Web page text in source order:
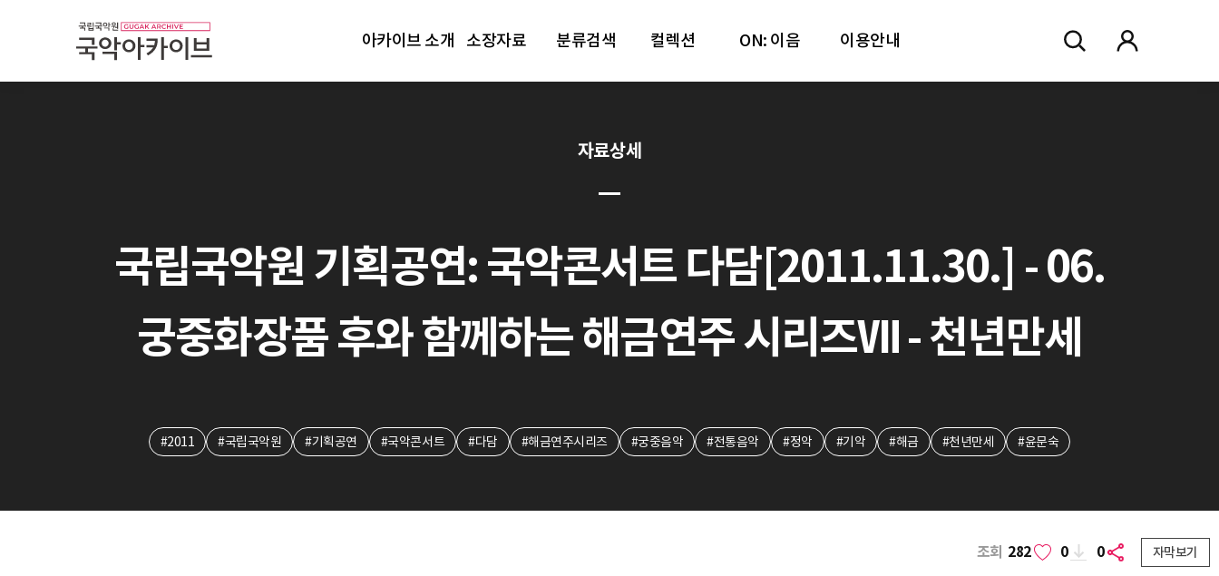
아카이브 소개 소장자료 분류검색 컬렉션 ON: 이음 이용안내
자료상세
국립국악원 기획공연: 국악콘서트 다담[2011.11.30.] - 06.
궁중화장품 후와 함께하는 해금연주 시리즈Ⅶ - 천년만세
#2011 #국립국악원 #기획공연 #국악콘서트 #다담 #해금연주시리즈 #궁중음악 #전통음악 #정악 #기악 #해금 #천년만세 #윤문숙
조회 282 0 0 자막보기